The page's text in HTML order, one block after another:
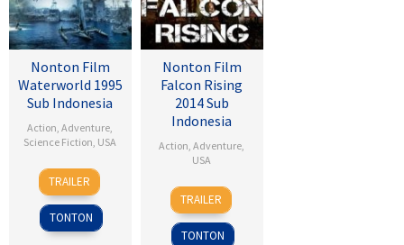
Nonton Film
Waterworld 1995
Sub Indonesia
Action,Adventure,
Science Fiction, USA
28
Jul
1995
Kevin
Reynolds
TRAILER
TONTON
Nonton Film
Falcon Rising
2014 Sub
Indonesia
Action,Adventure,
USA
5
Sep
2014
Ernie
Barbarash
TRAILER
TONTON